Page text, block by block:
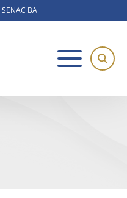
SENAC BA